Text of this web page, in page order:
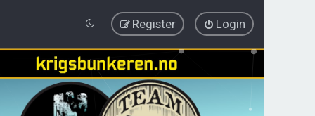
Login
Register